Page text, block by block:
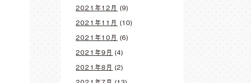
2021年12月 (9)
2021年11月 (10)
2021年10月 (6)
2021年9月 (4)
2021年8月 (2)